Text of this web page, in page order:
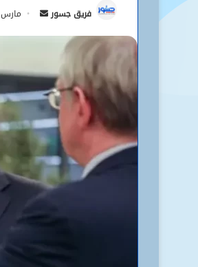
فريق جسور
أرسل مارس 19, 2025